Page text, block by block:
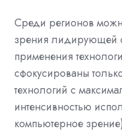
Среди регионов
зрения лидирующей
применения
сфокусированы
технологий с
интенсивностью
компьютерное